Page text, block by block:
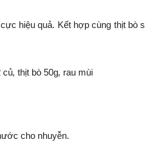
hiệu quả. Kết hợp cùng thịt bò
củ, thịt bò 50g, rau mùi
cho nhuyễn.